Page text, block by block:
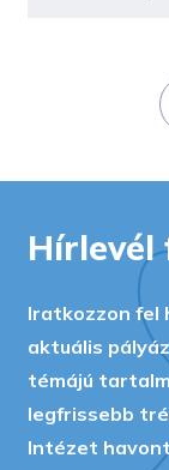
Iratkozzon fel
aktuális
témájú
legfrissebb
Intézet